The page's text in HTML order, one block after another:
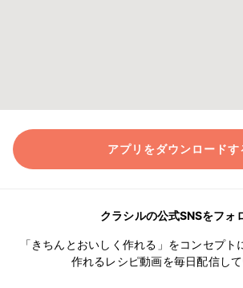
アプリをダウンロードす
クラシルの公式SNSをフォ
「きちんとおいしく作れる」をコンセプト
作れるレシピ動画を毎日配信して